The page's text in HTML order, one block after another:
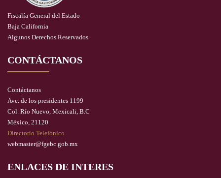
Fiscalía General del Estado
Baja California
Algunos Derechos Reservados.
CONTÁCTANOS
Contáctanos
Ave. de los presidentes 1199
Col. Río Nuevo, Mexicali, B.C
México, 21120
Directorio Telefónico
webmaster@fgebc.gob.mx
ENLACES DE INTERES